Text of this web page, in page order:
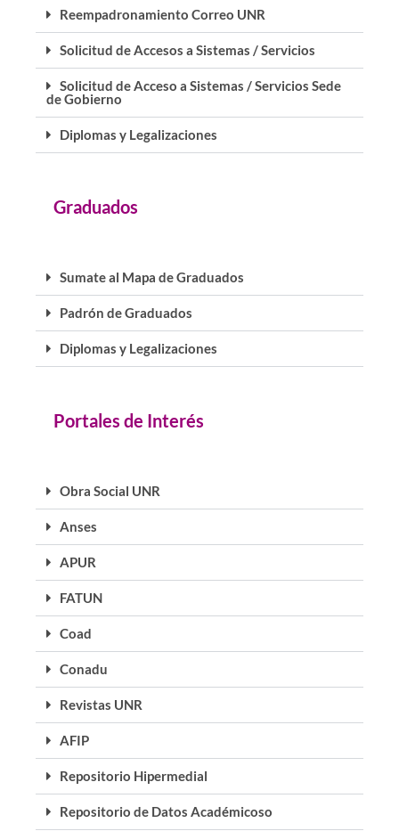
Reempadronamiento Correo UNR
Solicitud de Accesos a Sistemas / Servicios
Solicitud de Acceso a Sistemas / Servicios Sede
de Gobierno
Diplomas y Legalizaciones
Graduados
Sumate al Mapa de Graduados
Padrón de Graduados
Diplomas y Legalizaciones
Portales de Interés
Obra Social UNR
Anses
APUR
FATUN
Coad
Conadu
Revistas UNR
AFIP
Repositorio Hipermedial
Repositorio de Datos Académicoso